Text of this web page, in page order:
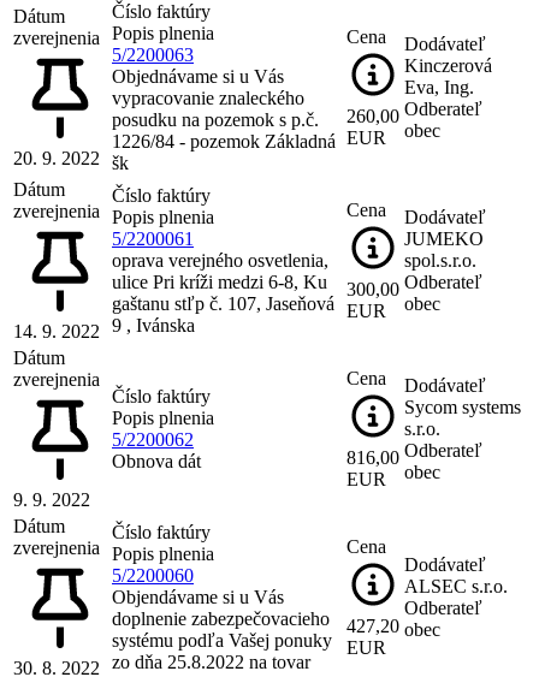
Dátum
zverejnenia
20. 9. 2022
Číslo faktúry
Popis plnenia
5/2200063
Objednávame si u Vás
vypracovanie znaleckého
posudku na pozemok s p.č.
1226/84 - pozemok Základná
šk
Cena
260,00
EUR
Dodávateľ
Kinczerová
Eva, Ing.
Odberateľ
obec
Dátum
zverejnenia
14. 9. 2022
Číslo faktúry
Popis plnenia
5/2200061
oprava verejného osvetlenia,
ulice Pri kríži medzi 6-8, Ku
gaštanu stľp č. 107, Jaseňová
9 , Ivánska
Cena
300,00
EUR
Dodávateľ
JUMEKO
spol.s.r.o.
Odberateľ
obec
Dátum
zverejnenia
9. 9. 2022
Číslo faktúry
Popis plnenia
5/2200062
Obnova dát
Cena
816,00
EUR
Dodávateľ
Sycom systems
s.r.o.
Odberateľ
obec
Dátum
zverejnenia
30. 8. 2022
Číslo faktúry
Popis plnenia
5/2200060
Objendávame si u Vás
doplnenie zabezpečovacieho
systému podľa Vašej ponuky
zo dňa 25.8.2022 na tovar
Cena
427,20
EUR
Dodávateľ
ALSEC s.r.o.
Odberateľ
obec